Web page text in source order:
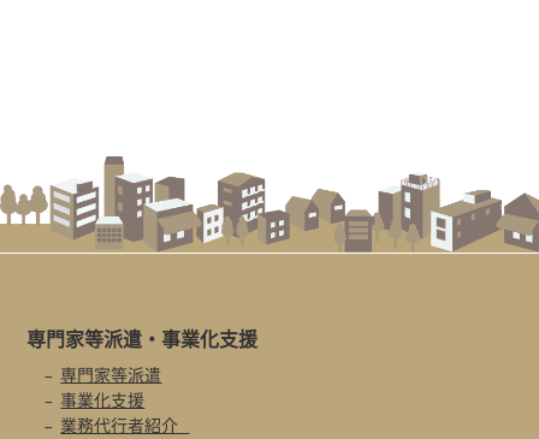
専門家等派遣・事業化支援
専門家等派遣
事業化支援
業務代行者紹介